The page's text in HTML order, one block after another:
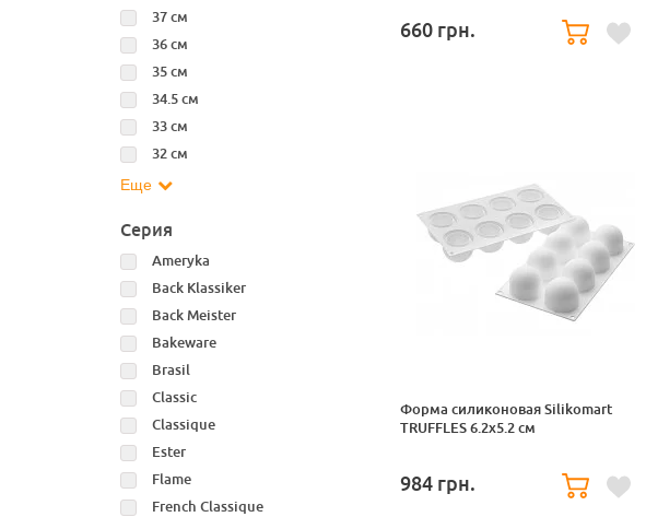
37 см
36 см
35 см
34.5 см
33 см
32 см
Еще
Серия
Ameryka
Back Klassiker
Back Meister
Bakeware
Brasil
Classic
Classique
Ester
Flame
French Classique
660 грн.
Форма силиконовая Silikomart
TRUFFLES 6.2х5.2 см
984 грн.